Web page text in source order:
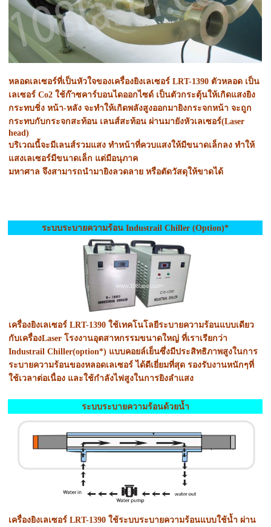
หลอดเลเซอร์ที่เป็นหัวใจของเครื่องยิงเลเซอร์ LRT-1390 ตัวหลอด เป็น
เลเซอร์ Co2 ใช้ก๊าซคาร์บอนไดออกไซด์ เป็นตัวกระตุ้นให้เกิดแสงยิง
กระทบชิ่ง หน้า-หลัง จะทำให้เกิดพลังสูงออกมายิงกระจกหน้า จะถูก
กระทบกับกระจกสะท้อน เลนส์สะท้อน ผ่านมายังหัวเลเซอร์(Laser
head)
บริเวณนี้จะมีเลนส์รวมแสง ทำหน้าที่ควบแสงให้มีขนาดเล็กลง ทำให้
แสงเลเซอร์มีขนาดเล็ก แต่มีอนุภาค
มหาศาล จึงสามารถนำมายิงลวดลาย หรือตัดวัสดุให้ขาดได้
ระบบระบายความร้อน Industrail Chiller (Option)*
เครื่องยิงเลเซอร์ LRT-1390 ใช้เทคโนโลยีระบายความร้อนแบบเดียว
กับเครื่องLaser โรงงานอุตสาหกรรมขนาดใหญ่ ที่เราเรียกว่า
Industrail Chiller(option*) แบบคอยล์เย็นซึ่งมีประสิทธิภาพสูงในการ
ระบายความร้อนของหลอดเลเซอร์ ได้ดีเยี่ยมที่สุด รองรับงานหนักๆที่
ใช้เวลาต่อเนื่อง และใช้กำลังไฟสูงในการยิงลำแสง
ระบบระบายความร้อนด้วยน้ำ
เครื่องยิงเลเซอร์ LRT-1390 ใช้ระบบระบายความร้อนแบบใช้น้ำ ผ่าน